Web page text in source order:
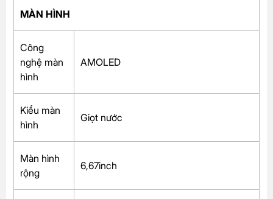
MÀN HÌNH
Công
nghệ màn
hình
AMOLED
Kiểu màn
hình
Giọt nước
Màn hình
rộng
6,67inch